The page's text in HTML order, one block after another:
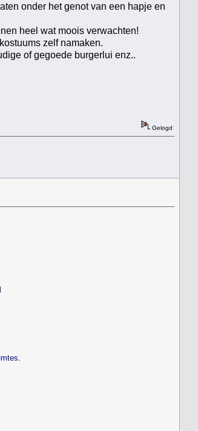
onder het genot van een hapje en
heel wat moois verwachten!
zelf namaken.
of gegoede burgerlui enz..
Gelogd